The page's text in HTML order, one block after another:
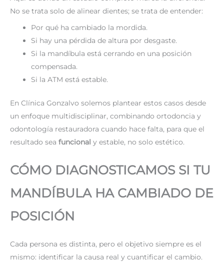
No se trata solo de alinear dientes; se trata de entender:
Por qué ha cambiado la mordida.
Si hay una pérdida de altura por desgaste.
Si la mandíbula está cerrando en una posición
compensada.
Si la ATM está estable.
En Clínica Gonzalvo solemos plantear estos casos desde
un enfoque multidisciplinar, combinando ortodoncia y
odontología restauradora cuando hace falta, para que el
resultado sea funcional y estable, no solo estético.
CÓMO DIAGNOSTICAMOS SI TU
MANDÍBULA HA CAMBIADO DE
POSICIÓN
Cada persona es distinta, pero el objetivo siempre es el
mismo: identificar la causa real y cuantificar el cambio.